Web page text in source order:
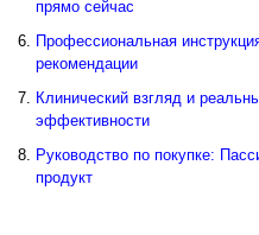
прямо сейчас
Профессиональная
рекомендации
Клинический взгляд и
эффективности
Руководство по покупке:
продукт